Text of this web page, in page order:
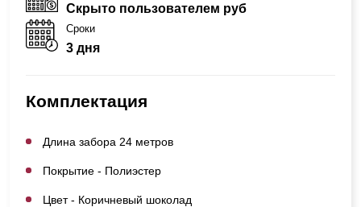
Скрыто пользователем руб
Сроки
3 дня
Комплектация
Длина забора 24 метров
Покрытие - Полиэстер
Цвет - Коричневый шоколад